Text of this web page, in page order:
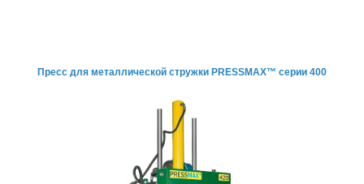
Пресс для металлической стружки PRESSMAX™ серии 400